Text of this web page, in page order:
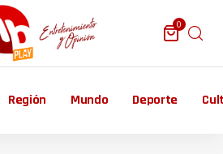
0
Región Mundo Deporte